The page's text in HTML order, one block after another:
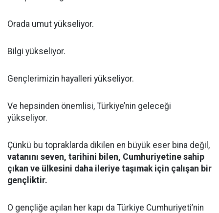
Orada umut yükseliyor.
Bilgi yükseliyor.
Gençlerimizin hayalleri yükseliyor.
Ve hepsinden önemlisi, Türkiye’nin geleceği
yükseliyor.
Çünkü bu topraklarda dikilen en büyük eser bina değil,
vatanını seven, tarihini bilen, Cumhuriyetine sahip
çıkan ve ülkesini daha ileriye taşımak için çalışan bir
gençliktir.
O gençliğe açılan her kapı da Türkiye Cumhuriyeti’nin